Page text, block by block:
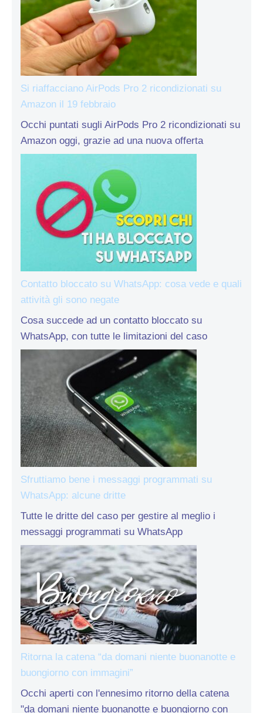
Si riaffacciano AirPods Pro 2 ricondizionati su
Amazon il 19 febbraio
Occhi puntati sugli AirPods Pro 2 ricondizionati su
Amazon oggi, grazie ad una nuova offerta
Contatto bloccato su WhatsApp: cosa vede e quali
attività gli sono negate
Cosa succede ad un contatto bloccato su
WhatsApp, con tutte le limitazioni del caso
Sfruttiamo bene i messaggi programmati su
WhatsApp: alcune dritte
Tutte le dritte del caso per gestire al meglio i
messaggi programmati su WhatsApp
Ritorna la catena “da domani niente buonanotte e
buongiorno con immagini”
Occhi aperti con l'ennesimo ritorno della catena
"da domani niente buonanotte e buongiorno con